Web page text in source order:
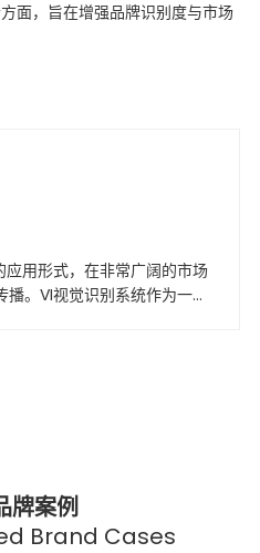
面，旨在增强品牌识别度与市场
用形式，在非常广阔的市场
。VI视觉识别系统作为一种
牌案例
Brand Cases